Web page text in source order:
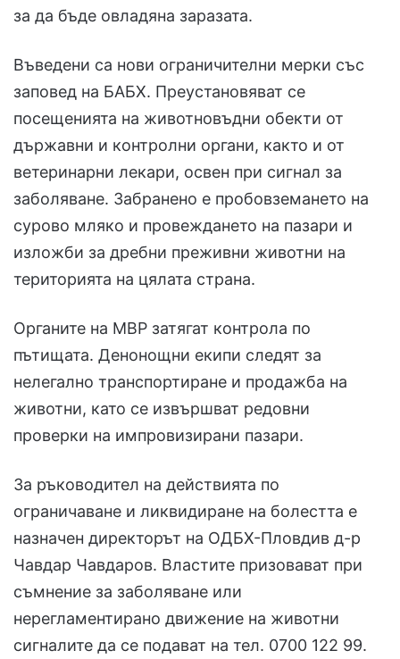
за да бъде овладяна заразата.
Въведени са нови ограничителни мерки със
заповед на БАБХ. Преустановяват се
посещенията на животновъдни обекти от
държавни и контролни органи, както и от
ветеринарни лекари, освен при сигнал за
заболяване. Забранено е пробовземането на
сурово мляко и провеждането на пазари и
изложби за дребни преживни животни на
територията на цялата страна.
Органите на МВР затягат контрола по
пътищата. Денонощни екипи следят за
нелегално транспортиране и продажба на
животни, като се извършват редовни
проверки на импровизирани пазари.
За ръководител на действията по
ограничаване и ликвидиране на болестта е
назначен директорът на ОДБХ-Пловдив д-р
Чавдар Чавдаров. Властите призовават при
съмнение за заболяване или
нерегламентирано движение на животни
сигналите да се подават на тел. 0700 122 99.